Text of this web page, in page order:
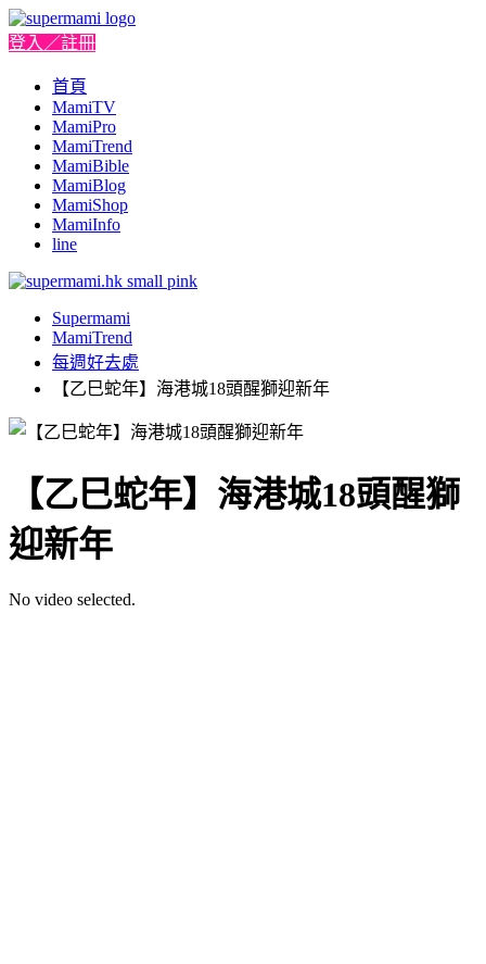
登入／註冊
首頁
MamiTV
MamiPro
MamiTrend
MamiBible
MamiBlog
MamiShop
MamiInfo
line
Supermami
MamiTrend
每週好去處
【乙巳蛇年】海港城18頭醒獅迎新年
【乙巳蛇年】海港城18頭醒獅
迎新年
No video selected.